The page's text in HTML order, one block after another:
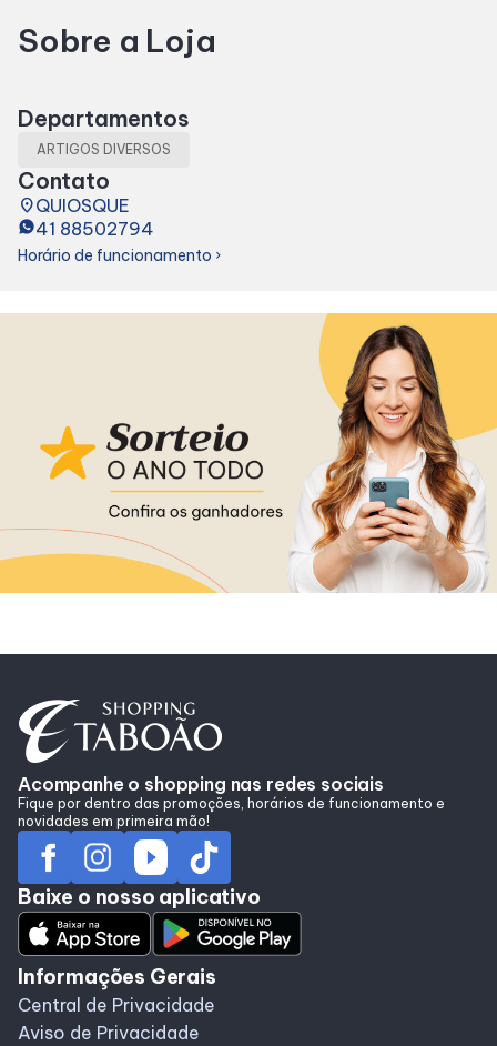
Cinema
Fique por Dentro
Lojas e Restaurantes
Lojas
Delivery
Programa de Benefícios
Sobre a Loja
Departamentos
ARTIGOS DIVERSOS
Contato
placeQUIOSQUE
41 88502794
Horário de funcionamento chevron_right
Acompanhe o shopping nas redes sociais
Fique por dentro das promoções, horários de funcionamento e
novidades em primeira mão!
Baixe o nosso aplicativo
Informações Gerais
Central de Privacidade
Aviso de Privacidade